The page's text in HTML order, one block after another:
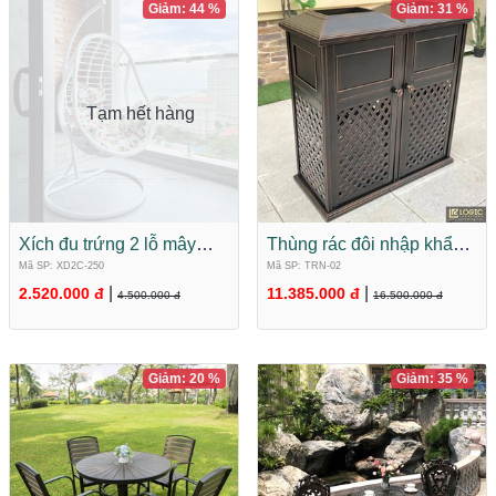
Tạm hết hàng
Xích đu trứng 2 lỗ mây
nhựa nhập khẩu XD2C-
250
Mã SP: XD2C-250
2.520.000 đ 4.500.000 đ
Giảm: 44 %
Thùng rác đôi nhập khẩu
hợp kim nhôm đúc cao
cấp TRN-02
Mã SP: TRN-02
11.385.000 đ 16.500.000 đ
Giảm: 31 %
Giảm: 20 % Giảm: 35 %